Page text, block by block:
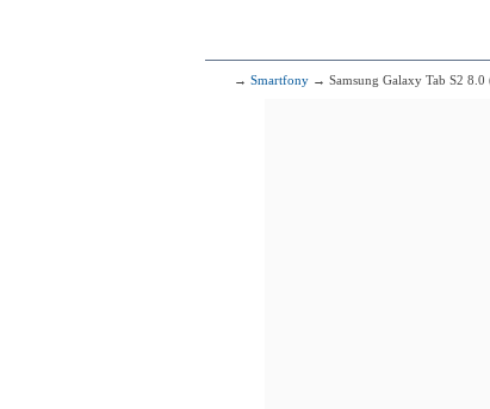
→ Smartfony → Samsung Galaxy Tab S2